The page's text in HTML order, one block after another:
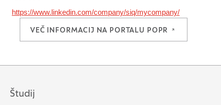
https://www.linkedin.com/company/siq/mycompany/
VEČ INFORMACIJ NA PORTALU POPR (ODPRE SE
Študij